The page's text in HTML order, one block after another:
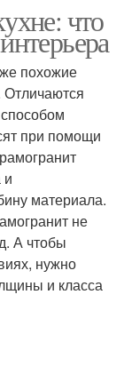
что
похожие
при помощи
и
материала.
не
А чтобы
нужно
и класса